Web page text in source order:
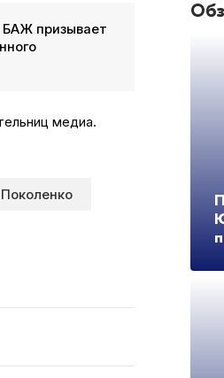
БАЖ призывает
медиа.